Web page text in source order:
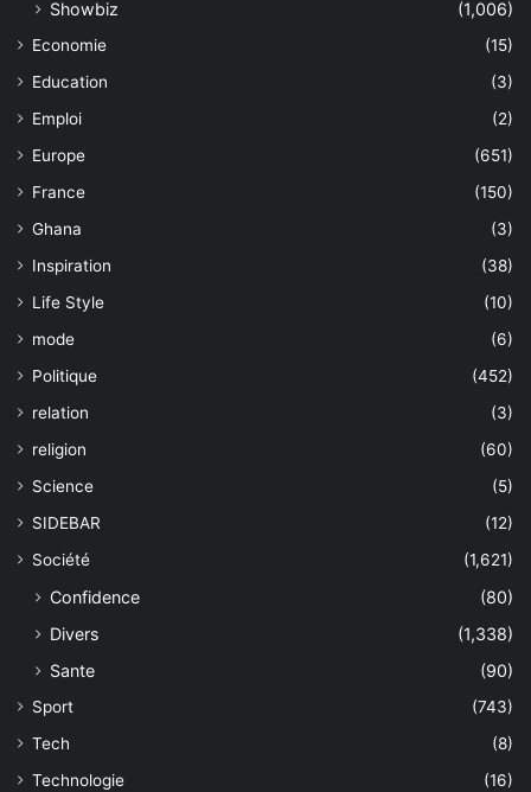
Showbiz
(1,006)
Economie
(15)
Education
(3)
Emploi
(2)
Europe
(651)
France
(150)
Ghana
(3)
Inspiration
(38)
Life Style
(10)
mode
(6)
Politique
(452)
relation
(3)
religion
(60)
Science
(5)
SIDEBAR
(12)
Société
(1,621)
Confidence
(80)
Divers
(1,338)
Sante
(90)
Sport
(743)
Tech
(8)
Technologie
(16)